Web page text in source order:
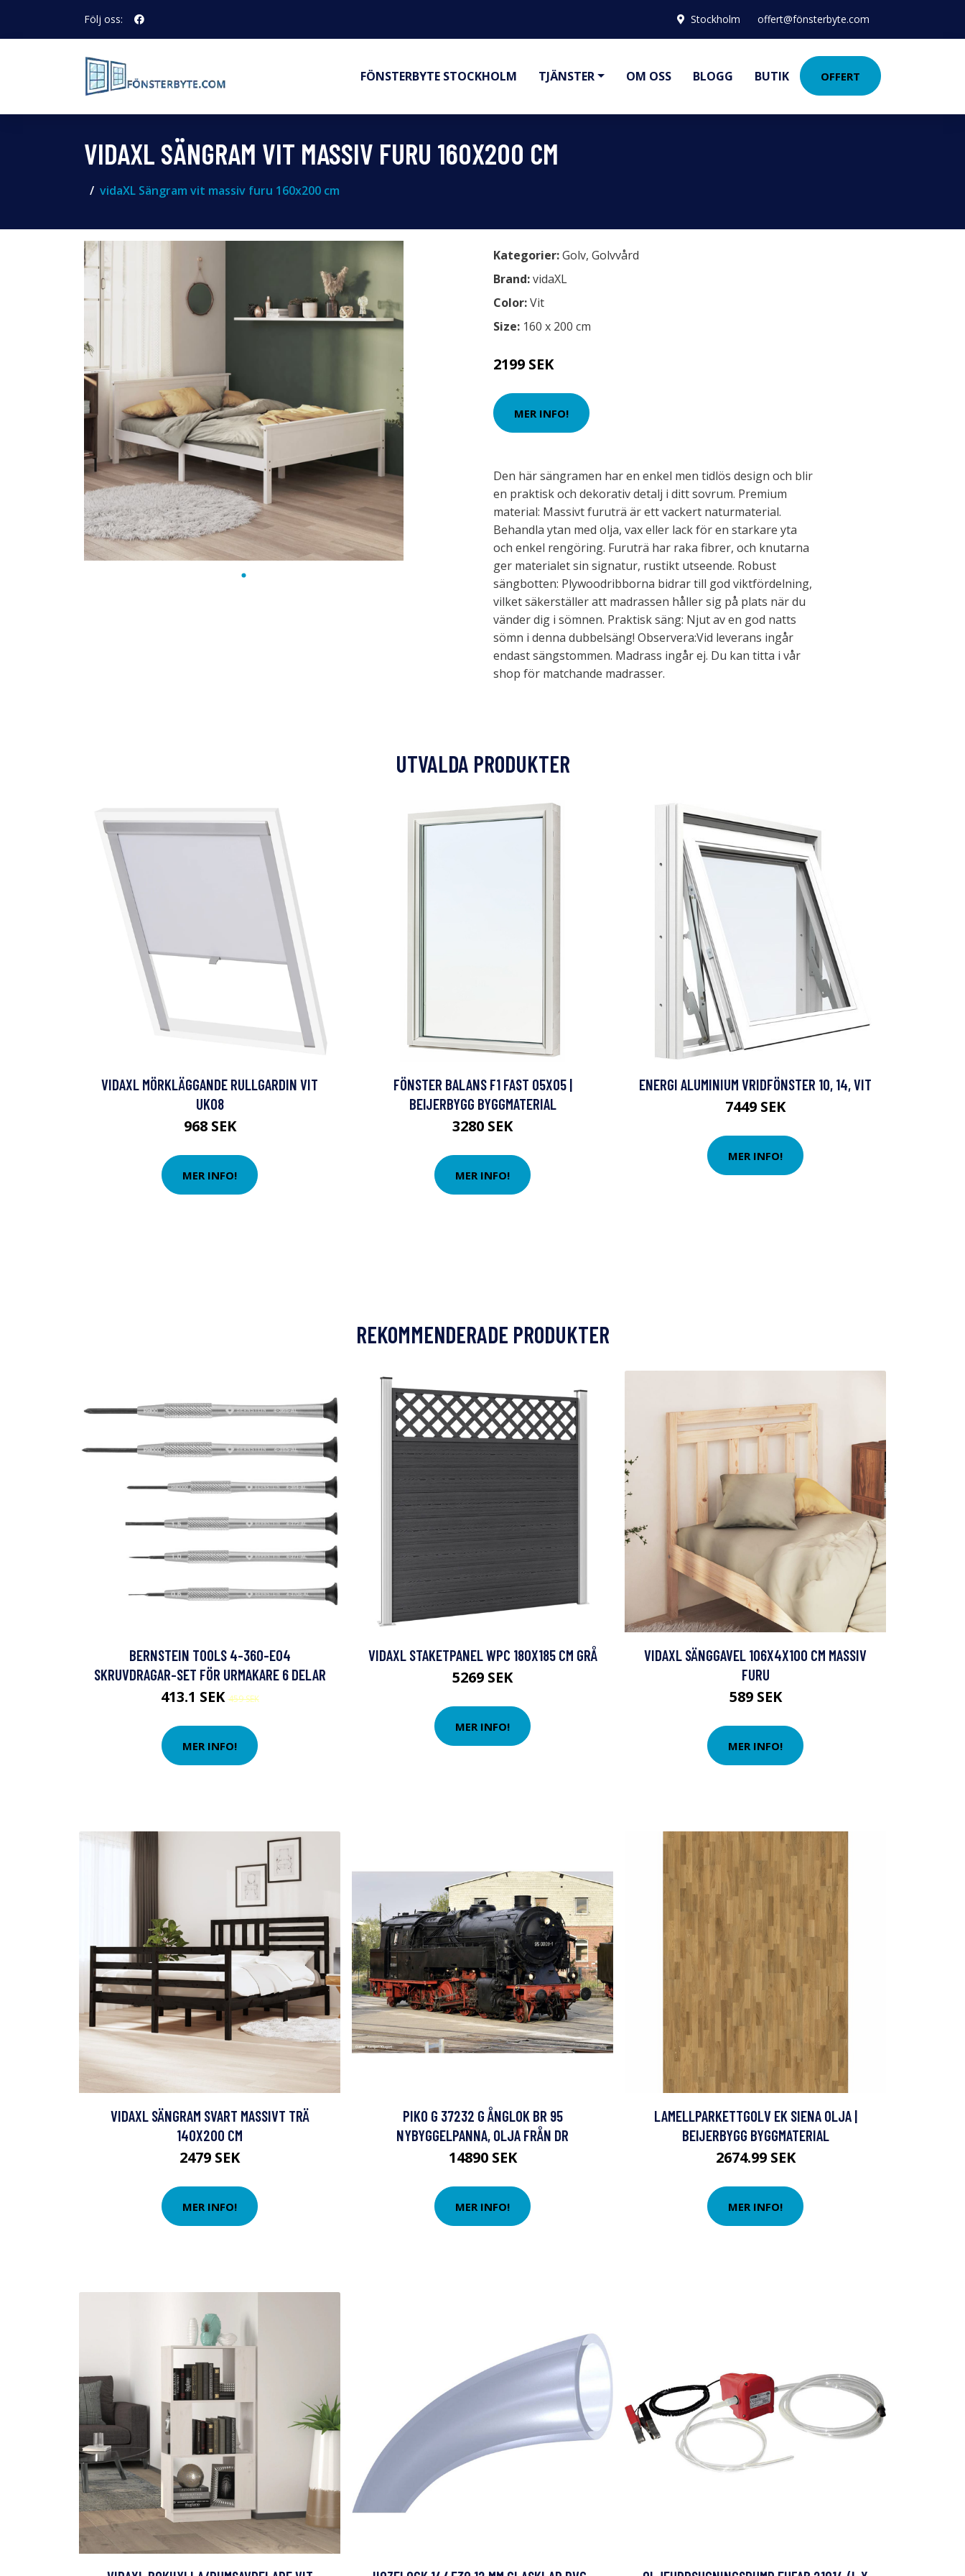
Följ oss: Stockholm offert@fönsterbyte.com
FÖNSTERBYTE STOCKHOLM TJÄNSTER OM OSS BLOGG BUTIK OFFERT
VIDAXL SÄNGRAM VIT MASSIV FURU 160X200 CM
vidaXL Sängram vit massiv furu 160x200 cm
Kategorier:Golv, Golvvård
Brand:vidaXL
Color:Vit
Size: 160 x 200 cm
2199 SEK
MER INFO!
Den här sängramen har en enkel men tidlös design och blir
en praktisk och dekorativ detalj i ditt sovrum. Premium
material: Massivt furuträ är ett vackert naturmaterial.
Behandla ytan med olja, vax eller lack för en starkare yta
och enkel rengöring. Furuträ har raka fibrer, och knutarna
ger materialet sin signatur, rustikt utseende. Robust
sängbotten: Plywoodribborna bidrar till god viktfördelning,
vilket säkerställer att madrassen håller sig på plats när du
vänder dig i sömnen. Praktisk säng: Njut av en god natts
sömn i denna dubbelsäng! Observera:Vid leverans ingår
endast sängstommen. Madrass ingår ej. Du kan titta i vår
shop för matchande madrasser.
UTVALDA PRODUKTER
VIDAXL MÖRKLÄGGANDE RULLGARDIN VIT
UK08
968 SEK
MER INFO!
FÖNSTER BALANS F1 FAST 05X05 |
BEIJERBYGG BYGGMATERIAL
3280 SEK
MER INFO!
ENERGI ALUMINIUM VRIDFÖNSTER 10, 14, VIT
7449 SEK
MER INFO!
REKOMMENDERADE PRODUKTER
BERNSTEIN TOOLS 4-360-E04
SKRUVDRAGAR-SET FÖR URMAKARE 6 DELAR
413.1 SEK459 SEK
MER INFO!
VIDAXL STAKETPANEL WPC 180X185 CM GRÅ
5269 SEK
MER INFO!
VIDAXL SÄNGGAVEL 106X4X100 CM MASSIV
FURU
589 SEK
MER INFO!
VIDAXL SÄNGRAM SVART MASSIVT TRÄ
140X200 CM
2479 SEK
MER INFO!
PIKO G 37232 G ÅNGLOK BR 95
NYBYGGELPANNA, OLJA FRÅN DR
14890 SEK
MER INFO!
LAMELLPARKETTGOLV EK SIENA OLJA |
BEIJERBYGG BYGGMATERIAL
2674.99 SEK
MER INFO!